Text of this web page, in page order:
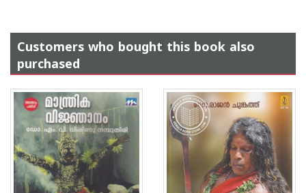
Customers who bought this book also
purchased